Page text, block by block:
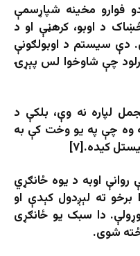
فوارو مخینه شپاړسمې
د اوبو، کرهڼې او د
دې سیستم د اوبولګونې
چې شاوخوا لس پېړۍ
لپاره نه وې، بلکې د
وه چې په یو وخت کې به
کیده.[۷]
روانې اوبه د یوه ځانګړي
ته لېږدول کېدې او
دا سبک یو ځانګړی
شوی.